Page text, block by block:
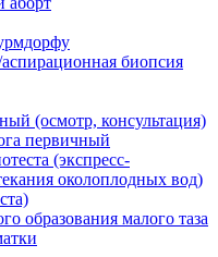
биопсия
(осмотр, консультация)
первичный
(экспресс-
околоплодных вод)
образования малого таза